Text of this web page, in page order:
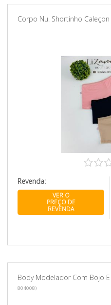
Corpo Nu. Shortinho
Revenda:
VER O
PREÇO DE
REVENDA
Body Modelador Com Bojo
804008)